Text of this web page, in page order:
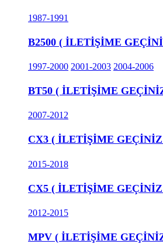
1987-1991
B2500 ( İLETİŞİME
1997-2000 2001-2003 2004-2006
BT50 ( İLETİŞİME
2007-2012
CX3 ( İLETİŞİME
2015-2018
CX5 ( İLETİŞİME
2012-2015
MPV ( İLETİŞİME